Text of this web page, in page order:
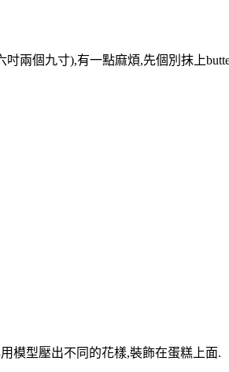
兩個九寸),有一點麻煩,先個別抹上
模型壓出不同的花樣,裝飾在蛋糕上面.